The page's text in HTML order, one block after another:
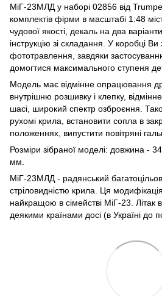
МіГ-23МЛД у наборі 02856 від
комплектів фірми в масштабі 1:48
чудової якості, декаль на два
інструкцію зі складання. У коробці
фототравлення, завдяки
домогтися максимального ступеня
Модель має відмінне опрацювання
внутрішню розшивку і клепку,
шасі, широкий спектр озброєння.
рухомі крила, встановити сопла в
положеннях, випустити повітряні
Розміри зібраної моделі: довжина -
мм.
МіГ-23МЛД - радянський
стріловидністю крила. Ця
найкращою в сімействі МіГ-23. Літак
деякими країнами досі (в Україні до